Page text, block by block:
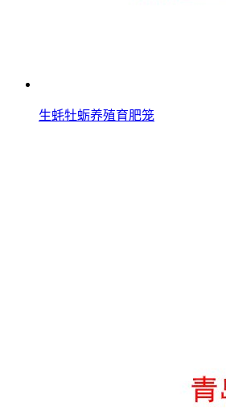
生蚝牡蛎养殖育肥笼